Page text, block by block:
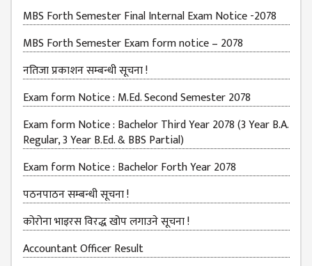
OTHERS FORM
DETAILS
KMC OFFICIAL
REPORTS
ENROLLMENT
TREND
ANALYSES
KMC
GRADUATED
STUDENT
ENROLLMENT
MBS Forth Semester Final Internal Exam Notice -2078
MBS Forth Semester Exam form notice – 2078
नतिजा प्रकाशन सम्बन्धी सूचना !
Exam form Notice : M.Ed. Second Semester 2078
Exam form Notice : Bachelor Third Year 2078 (3 Year B.A.
Regular, 3 Year B.Ed. & BBS Partial)
Exam form Notice : Bachelor Forth Year 2078
पठनपाठन सम्बन्धी सूचना !
कोरोना भाइरस विरद्ध खोप लगाउने सूचना !
Accountant Officer Result